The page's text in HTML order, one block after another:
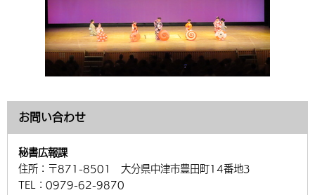
お問い合わせ
秘書広報課
住所： 〒871-8501 大分県中津市豊田町14番地3
TEL： 0979-62-9870